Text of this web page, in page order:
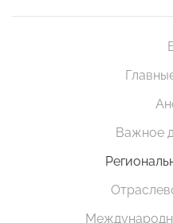
Важное